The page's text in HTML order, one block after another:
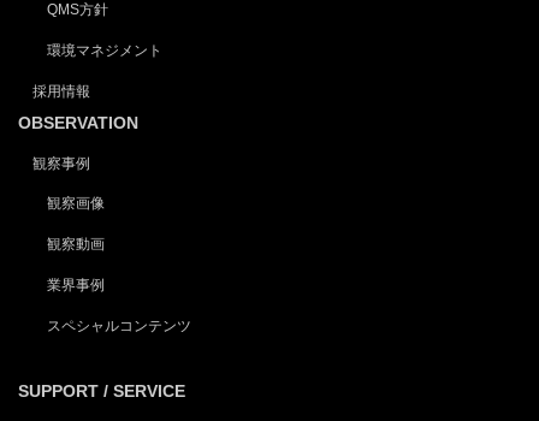
QMS方針
環境マネジメント
採用情報
OBSERVATION
観察事例
観察画像
観察動画
業界事例
スペシャルコンテンツ
SUPPORT / SERVICE